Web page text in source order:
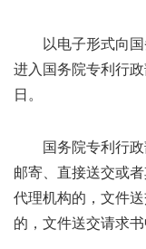
以电子形式向
进入国务院专利行
日。
国务院专利行
邮寄、直接送交或
代理机构的，文件
的，文件送交请求书